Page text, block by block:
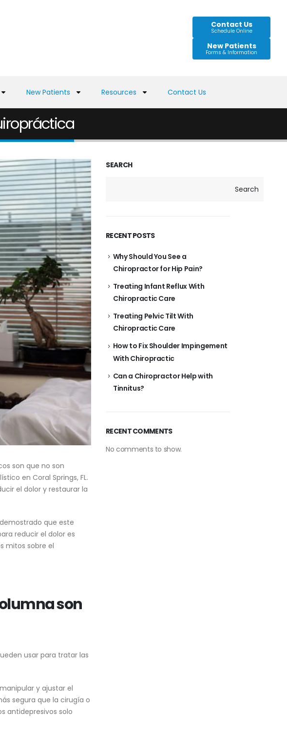
Contact Us
Schedule Online
New Patients
Forms & Information
New Patients Resources Contact Us
son que no son
en Coral Springs, FL.
el dolor y restaurar la
que este
reducir el dolor es
mitos sobre el
son
usar para tratar las
y ajustar el
segura que la cirugía o
antidepresivos solo
SEARCH
Search
RECENT POSTS
Why Should You See a
Chiropractor for Hip Pain?
Treating Infant Reflux With
Chiropractic Care
Treating Pelvic Tilt With
Chiropractic Care
How to Fix Shoulder Impingement
With Chiropractic
Can a Chiropractor Help with
Tinnitus?
RECENT COMMENTS
No comments to show.